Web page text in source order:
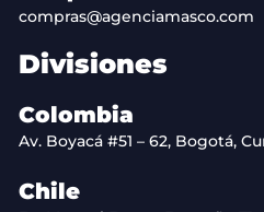
compras@agenciamasco.com
Divisiones
Colombia
Av. Boyacá #51 – 62, Bogotá,
Chile